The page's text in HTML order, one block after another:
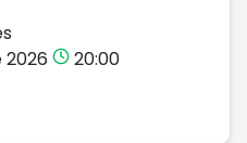
2026
20:00